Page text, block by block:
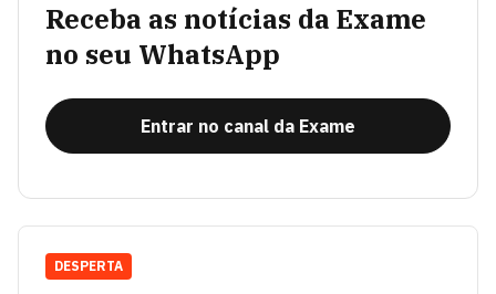
Receba as notícias da Exame
no seu WhatsApp
Entrar no canal da Exame
DESPERTA